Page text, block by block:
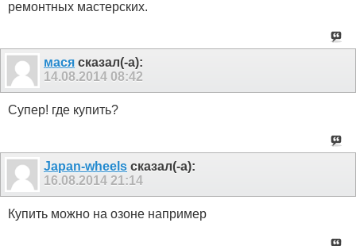
ремонтных мастерских.
мася сказал(-а):
14.08.2014 08:42
Супер! где купить?
Japan-wheels сказал(-а):
16.08.2014 21:14
Купить можно на озоне например